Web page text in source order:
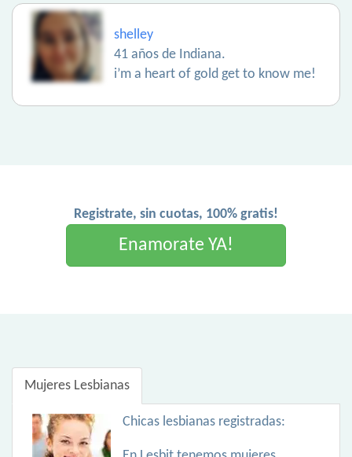
shelley
41 años de Indiana.
i’m a heart of gold get to know me!
Registrate, sin cuotas, 100% gratis!
Enamorate YA!
Mujeres Lesbianas
Chicas lesbianas registradas: